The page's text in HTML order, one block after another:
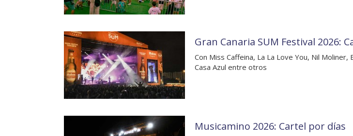
Gran Canaria SUM Festival 2026:
Con Miss Caffeina, La La Love You, Nil Moliner,
Casa Azul entre otros
Musicamino 2026: Cartel por días